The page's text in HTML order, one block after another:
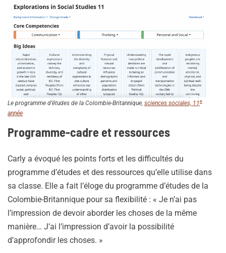
Le programme d’études de la Colombie-Britannique, sciences sociales, 11 e
année
Programme-cadre et ressources
Carly a évoqué les points forts et les difficultés du
programme d’études et des ressources qu’elle utilise dans
sa classe. Elle a fait l’éloge du programme d’études de la
Colombie-Britannique pour sa flexibilité : « Je n’ai pas
l’impression de devoir aborder les choses de la même
manière… J’ai l’impression d’avoir la possibilité
d’approfondir les choses. »